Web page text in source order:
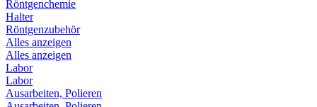
Röntgenchemie
Halter
Röntgenzubehör
Alles anzeigen
Alles anzeigen
Labor
Labor
Ausarbeiten, Polieren